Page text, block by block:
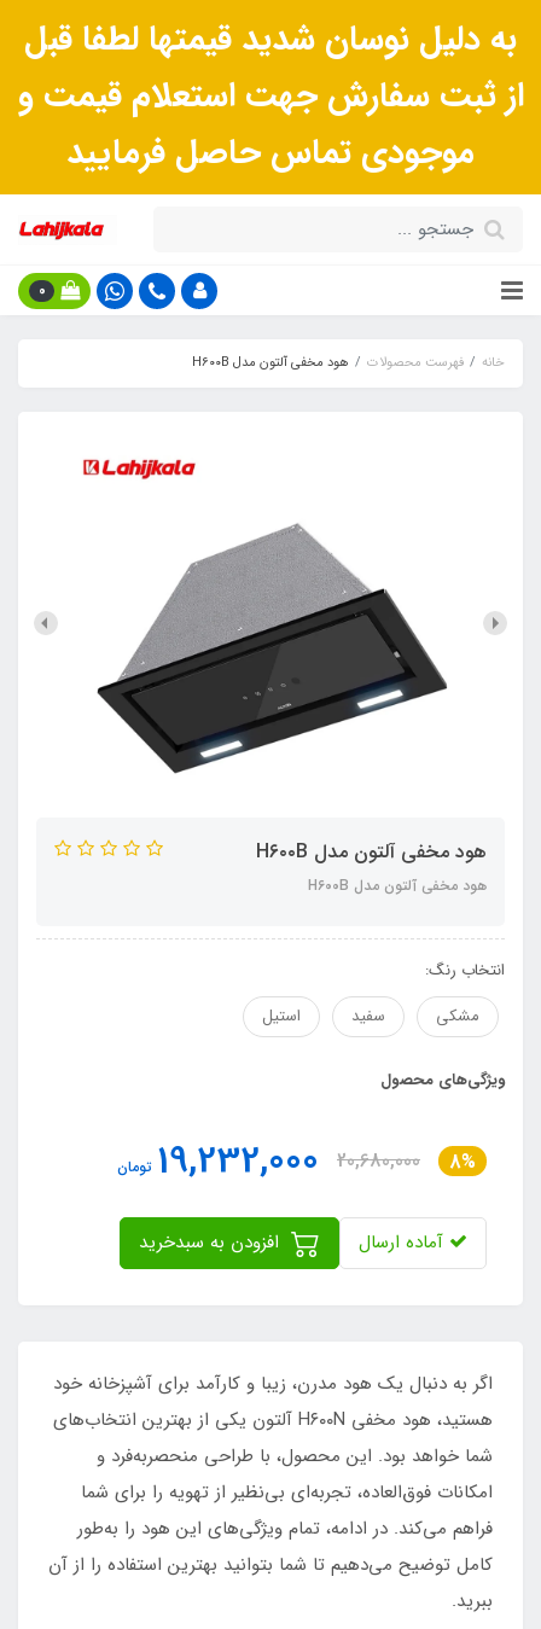
به دلیل نوسان شدید قیمتها لطفا قبل
از ثبت سفارش جهت استعلام قیمت و
موجودی تماس حاصل فرمایید
0
خانه فهرست محصولات هود مخفی آلتون مدل H۶۰۰B
هود مخفی آلتون مدل H۶۰۰B
هود مخفی آلتون مدل H۶۰۰B
انتخاب رنگ:
مشکی
سفید استیل
ویژگی‌های محصول
8%
20,680,000
19,232,000 تومان
آماده ارسال
اگر به دنبال یک هود مدرن، زیبا و کارآمد برای آشپزخانه خود
هستید، هود مخفی H۶۰۰N آلتون یکی از بهترین انتخاب‌های
شما خواهد بود. این محصول، با طراحی منحصربه‌فرد و
امکانات فوق‌العاده، تجربه‌ای بی‌نظیر از تهویه را برای شما
فراهم می‌کند. در ادامه، تمام ویژگی‌های این هود را به‌طور
کامل توضیح می‌دهیم تا شما بتوانید بهترین استفاده را از آن
ببرید.